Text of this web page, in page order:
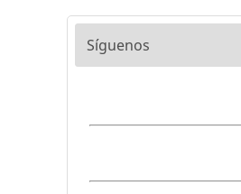
Síguenos